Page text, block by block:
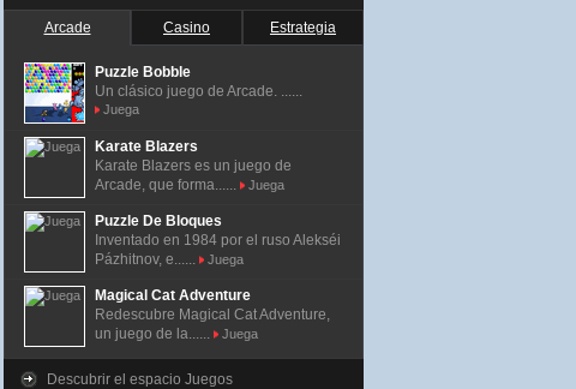
Arcade Casino Estrategia
Puzzle Bobble
Un clásico juego de Arcade. ......
Juega
Karate Blazers
Karate Blazers es un juego de
Arcade, que forma......
Juega
Puzzle De Bloques
Inventado en 1984 por el ruso Alekséi
Pázhitnov, e......
Juega
Magical Cat Adventure
Redescubre Magical Cat Adventure,
un juego de la......
Juega
Descubrir el espacio Juegos